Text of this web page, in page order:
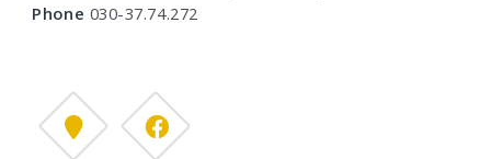
Phone 030-37.74.272